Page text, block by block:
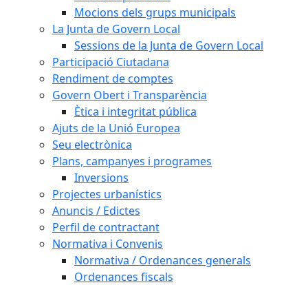
Mocions dels grups municipals
La Junta de Govern Local
Sessions de la Junta de Govern Local
Participació Ciutadana
Rendiment de comptes
Govern Obert i Transparència
Ètica i integritat pública
Ajuts de la Unió Europea
Seu electrònica
Plans, campanyes i programes
Inversions
Projectes urbanístics
Anuncis / Edictes
Perfil de contractant
Normativa i Convenis
Normativa / Ordenances generals
Ordenances fiscals